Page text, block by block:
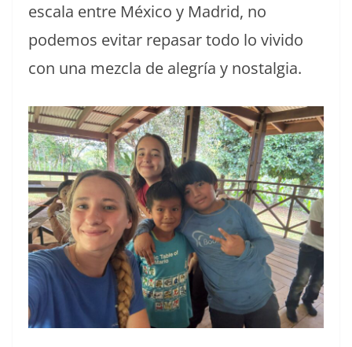
escala entre México y Madrid, no
podemos evitar repasar todo lo vivido
con una mezcla de alegría y nostalgia.